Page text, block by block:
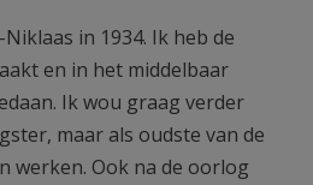
in 1934. Ik heb de
en in het middelbaar
Ik wou graag verder
maar als oudste van de
werken. Ook na de oorlog